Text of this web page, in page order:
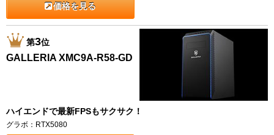
価格を見る
第3位
GALLERIA XMC9A-R58-GD
ハイエンドで最新FPSもサクサク！
グラボ：RTX5080